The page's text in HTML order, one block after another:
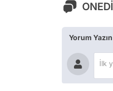
Yorum Yazın